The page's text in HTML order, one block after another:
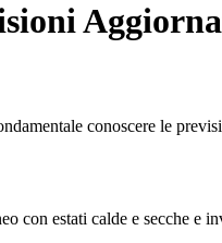
conoscere le
con estati calde e secche e